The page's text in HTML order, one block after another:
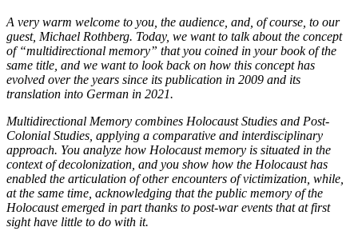
A very warm welcome to you, the audience, and, of course, to our
guest, Michael Rothberg. Today, we want to talk about the concept
of “multidirectional memory” that you coined in your book of the
same title, and we want to look back on how this concept has
evolved over the years since its publication in 2009 and its
translation into German in 2021.
Multidirectional Memory combines Holocaust Studies and Post-
Colonial Studies, applying a comparative and interdisciplinary
approach. You analyze how Holocaust memory is situated in the
context of decolonization, and you show how the Holocaust has
enabled the articulation of other encounters of victimization, while,
at the same time, acknowledging that the public memory of the
Holocaust emerged in part thanks to post-war events that at first
sight have little to do with it.